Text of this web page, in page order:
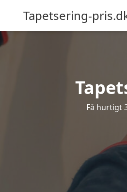
Tapetsering-
Få hurtigt